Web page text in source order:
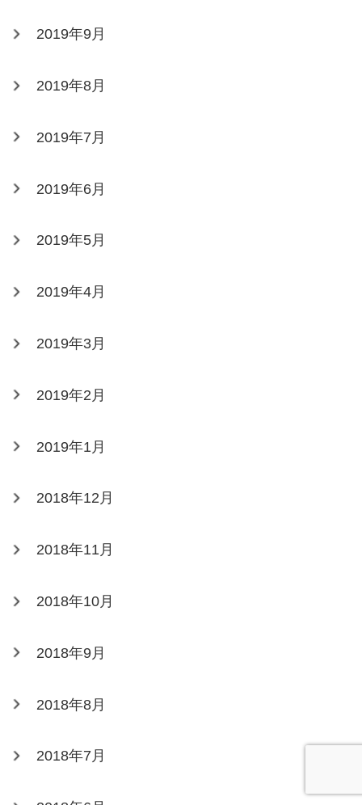
2019年9月
2019年8月
2019年7月
2019年6月
2019年5月
2019年4月
2019年3月
2019年2月
2019年1月
2018年12月
2018年11月
2018年10月
2018年9月
2018年8月
2018年7月